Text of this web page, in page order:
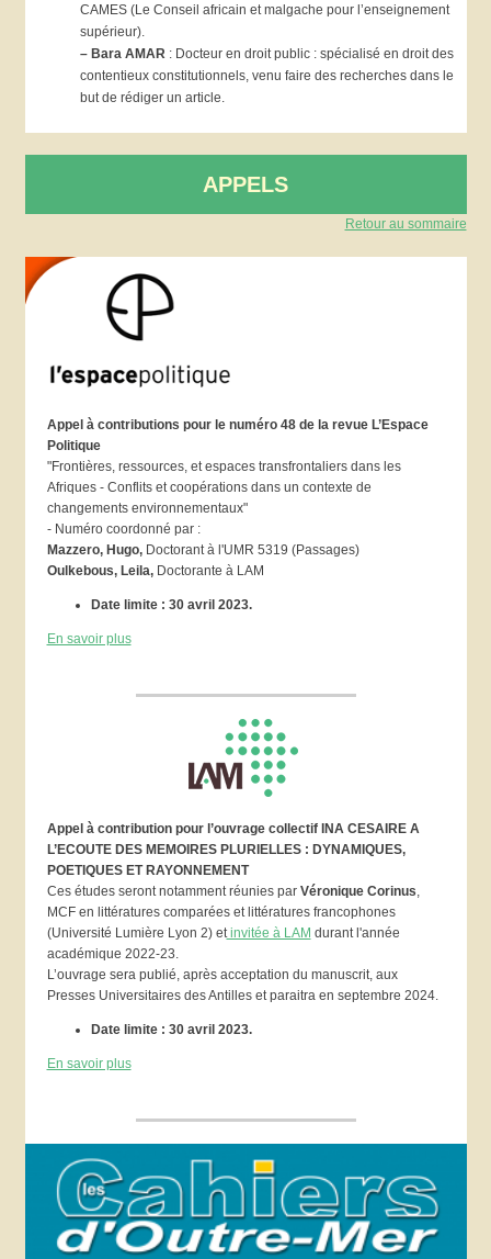
CAMES (Le Conseil africain et malgache pour l’enseignement
supérieur).
– Bara AMAR: Docteur en droit public : spécialisé en droit des
contentieux constitutionnels, venu faire des recherches dans le
but de rédiger un article.
APPELS
Retour au sommaire
Appel à contributions pour le numéro 48 de la revue L’Espace
Politique
"Frontières, ressources, et espaces transfrontaliers dans les
Afriques - Conflits et coopérations dans un contexte de
changements environnementaux"
- Numéro coordonné par :
Mazzero, Hugo, Doctorant à l'UMR 5319 (Passages)
Oulkebous, Leila, Doctorante à LAM
Date limite : 30 avril 2023.
En savoir plus
Appel à contribution pour l’ouvrage collectif INA CESAIRE A
L’ECOUTE DES MEMOIRES PLURIELLES : DYNAMIQUES,
POETIQUES ET RAYONNEMENT
Ces études seront notamment réunies par Véronique Corinus,
MCF en littératures comparées et littératures francophones
(Université Lumière Lyon 2) etinvitée à LAM durant l'année
académique 2022-23.
L’ouvrage sera publié, après acceptation du manuscrit, aux
Presses Universitaires des Antilles et paraitra en septembre 2024.
Date limite : 30 avril 2023.
En savoir plus